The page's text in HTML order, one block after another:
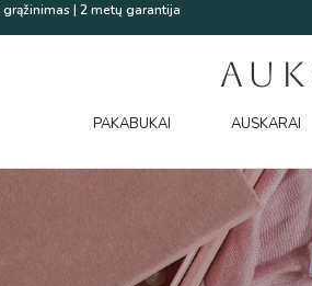
| 2 metų garantija
PAKABUKAI AUSKARAI
laikui bėgant patiria natūralų